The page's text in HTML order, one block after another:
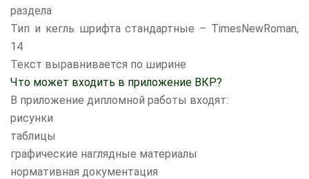
раздела
Тип и кегль шрифта стандартные – TimesNewRoman,
14
Текст выравнивается по ширине
Что может входить в приложение ВКР?
В приложение дипломной работы входят:
рисунки
таблицы
графические наглядные материалы
нормативная документация